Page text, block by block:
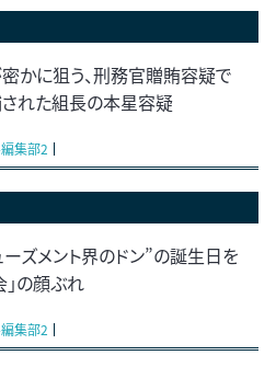
かに狙う、刑務官贈賄容疑で
れた組長の本星容疑
集部2
ーズメント界のドン”の誕生日を
」の顔ぶれ
集部2